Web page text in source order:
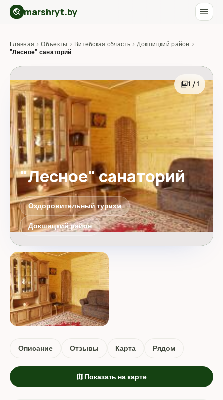
travel_explore marshryt.by menu
Главная › Объекты › Витебская область › Докшицкий район ›
"Лесное" санаторий
photo_library1 / 1
"Лесное" санаторий
Оздоровительный туризм
Докшицкий район
Описание Отзывы Карта Рядом
mapПоказать на карте